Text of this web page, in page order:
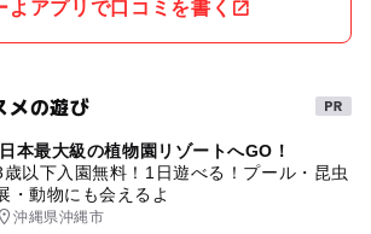
よアプリで口コミを書く
メの遊び
本最大級の植物園リゾートへGO！
歳以下入園無料！1日遊べる！プール・昆虫
・動物にも会えるよ
沖縄県沖縄市